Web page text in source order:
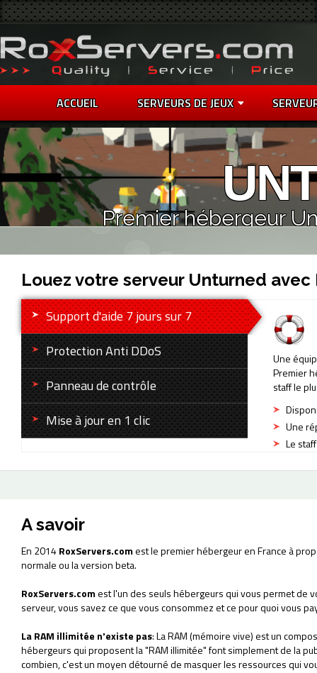
ACCUEIL SERVEURS DE JEUX
Premier hébergeur
Louez votre serveur Unturned avec
Support d'aide 7 jours sur 7
Protection Anti DDoS
Panneau de contrôle
Mise à jour en 1 clic
Une
Premier
staff le
Une
Le
A savoir
En 2014RoxServers.comest le premier hébergeur en France à
normale ou la version beta.
RoxServers.comest l'un des seuls hébergeurs qui vous permet de
serveur, vous savez ce que vous consommez et ce pour quoi vous
La RAM illimitée n'existe pas: La RAM (mémoire vive) est un
hébergeurs qui proposent la "RAM illimitée" font simplement de la
combien, c'est un moyen détourné de masquer les ressources qui